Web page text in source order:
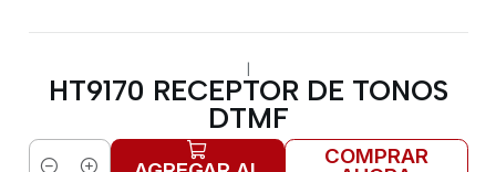
|
HT9170 RECEPTOR DE TONOS
DTMF
COMPRAR